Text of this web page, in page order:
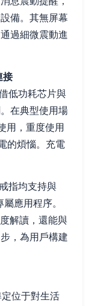
備。其無屏幕
過細微震動進
接
低功耗芯片與
在典型使用場
用，重度使用
的煩惱。充電
指均支持與
應用程序。
解讀，還能與
，為用戶構建
位于對生活